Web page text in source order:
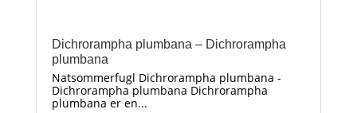
Dichrorampha plumbana – Dichrorampha
plumbana
Natsommerfugl Dichrorampha plumbana -
Dichrorampha plumbana Dichrorampha
plumbana er en...